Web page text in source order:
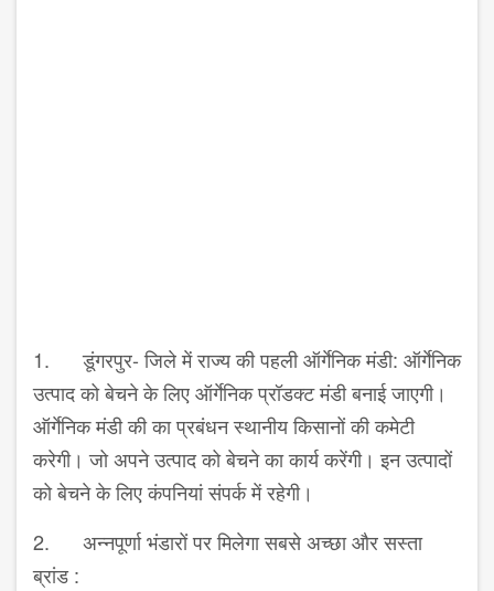
1. डूंगरपुर- जिले में राज्य की पहली ऑर्गेनिक मंडी: ऑर्गेनिक
उत्पाद को बेचने के लिए ऑर्गेनिक प्रॉडक्ट मंडी बनाई जाएगी।
ऑर्गेनिक मंडी की का प्रबंधन स्थानीय किसानों की कमेटी
करेगी। जो अपने उत्पाद को बेचने का कार्य करेंगी। इन उत्पादों
को बेचने के लिए कंपनियां संपर्क में रहेगी।
2. अन्नपूर्णा भंडारों पर मिलेगा सबसे अच्छा और सस्ता
ब्रांड :